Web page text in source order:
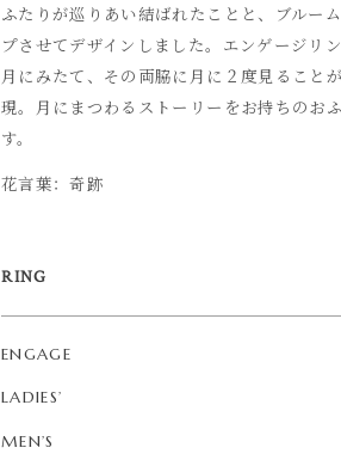
ふたりが巡りあい結ばれたことと、ブルー
プさせてデザインしました。エンゲージリ
月にみたて、その両脇に月に２度見ること
現。月にまつわるストーリーをお持ちのお
す。
花言葉：奇跡
RING
ENGAGE
LADIES’
MEN’S